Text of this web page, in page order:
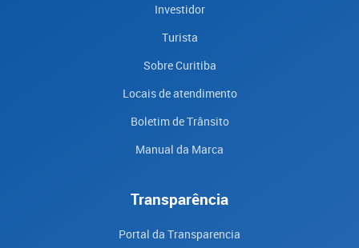
Investidor
Turista
Sobre Curitiba
Locais de atendimento
Boletim de Trânsito
Manual da Marca
Transparência
Portal da Transparencia